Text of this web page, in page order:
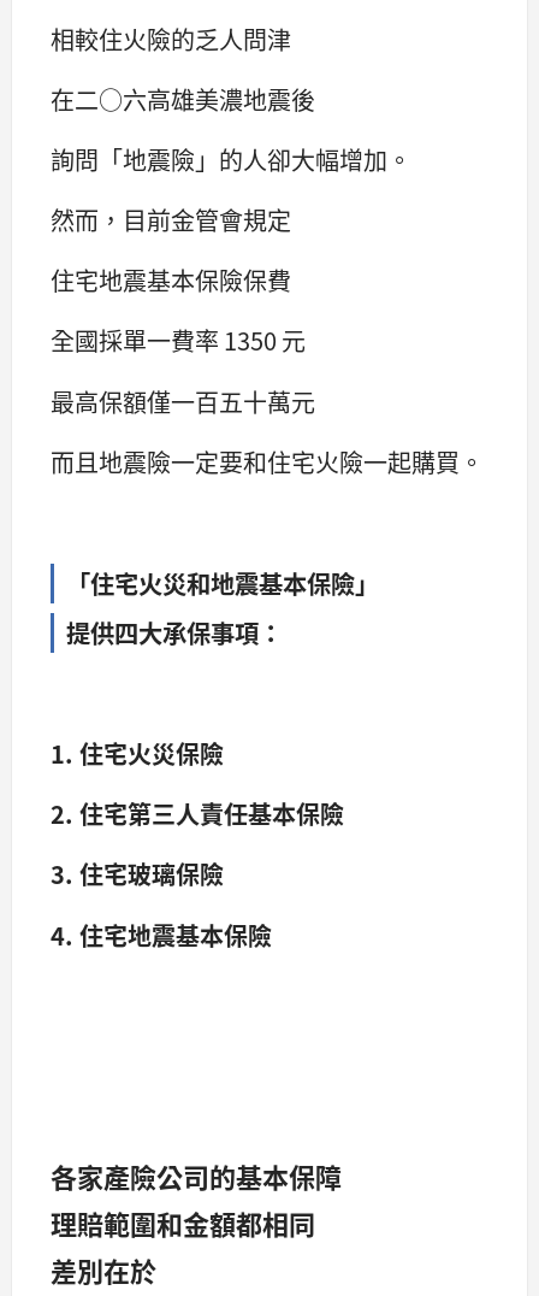
相較住火險的乏人問津
在二○六高雄美濃地震後
詢問「地震險」的人卻大幅增加。
然而，目前金管會規定
住宅地震基本保險保費
全國採單一費率 1350 元
最高保額僅一百五十萬元
而且地震險一定要和住宅火險一起購買。
「住宅火災和地震基本保險」
提供四大承保事項：
1. 住宅火災保險
2. 住宅第三人責任基本保險
3. 住宅玻璃保險
4. 住宅地震基本保險
各家產險公司的基本保障
理賠範圍和金額都相同
差別在於